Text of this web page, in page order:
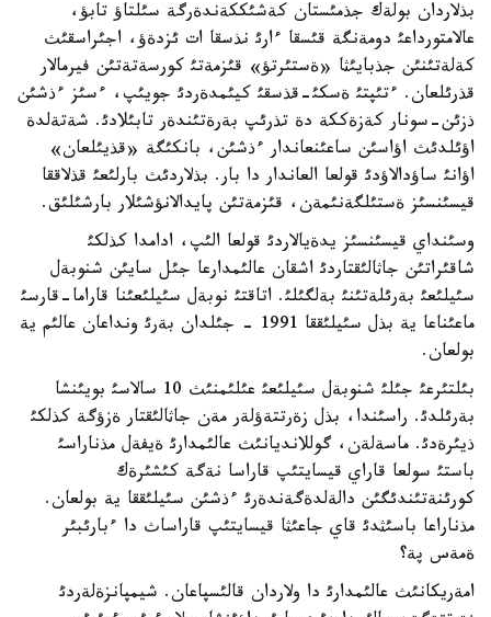
بذلاردان بولةك جذمئستان كةشئككةندةرگة سئلتاؤ تابؤ،
عالامتورداعئ دومةنگة قئسقا ءارئ نذسقا ات ئزدةؤ، اجئراسقئث
كةلةتئنئن جذبايئثا «ةستئرتؤ» قئزمةتئ كورسةتةتئن فيرمالار
قذرئلعان. ءتئپتئ ةسكئ-قذسقئ كيئمدةردئ جويئپ، ءسئز ءذشئن
ذزئن-سونار كةزةككة دة تذرئپ بةرةتئندةر تابئلادئ. شةتةلدة
اؤئلدئث اؤاسئن ساعئنعاندار ءذشئن، بانكئگة «قذيئلعان»
اؤانئ ساؤدالاؤدئ قولعا العاندار دا بار. بذلاردئث بارلئعئ قذلاققا
قيسئنسئز ةستئلگةنئمةن، قئزمةتئن پايدالانؤشئلار بارشئلئق.
وسئنداي قيسئنسئز يدةيالاردئ قولعا الئپ، ادامدا كذلكئ
شاقئراتئن جاثالئقتاردئ اشقان عالئمدارعا جئل سايئن شنوبةل
سئيلئعئ بةرئلةتئنئ بةلگئلئ. اتاقتئ نوبةل سئيلئعئنا قاراما-قارسئ
ماعئناعا ية بذل سئيلئققا 1991 - جئلدان بةرئ ونداعان عالئم ية
بولعان.
بئلتئرعئ جئلئ شنوبةل سئيلئعئ عئلئمنئث 10 سالاسئ بويئنشا
بةرئلدئ. راسئندا، بذل زةرتتةؤلةر مةن جاثالئقتار ةزؤگة كذلكئ
ذيئرةدئ. ماسةلةن، گوللانديانئث عالئمدارئ ةيفةل مذناراسئ
باستئ سولعا قاراي قيسايتئپ قاراسا نةگة كئشئرةك
كورئنةتئندئگئن دالةلدةگةندةرئ ءذشئن سئيلئققا ية بولعان.
مذناراعا باسئثدئ قاي جاعئثا قيسايتئپ قاراساث دا ءبارئبئر
ةمةس پة؟
امةريكانئث عالئمدارئ دا ولاردان قالئسپاعان. شيمپانزةلةردئ